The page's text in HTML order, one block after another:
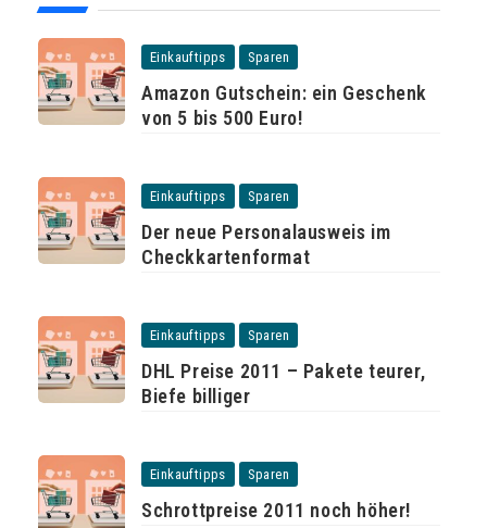
Einkauftipps Sparen
Amazon Gutschein: ein Geschenk
von 5 bis 500 Euro!
Einkauftipps Sparen
Der neue Personalausweis im
Checkkartenformat
Einkauftipps Sparen
DHL Preise 2011 – Pakete teurer,
Biefe billiger
Einkauftipps Sparen
Schrottpreise 2011 noch höher!